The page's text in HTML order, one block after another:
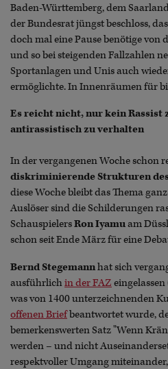
Baden-Württemberg, dem
der Bundesrat jüngst beschloss,
doch mal eine Pause benötige von
und so bei steigenden Fallzahlen
Sportanlagen und Unis auch
ermöglichte. In Innenräumen für
Es reicht nicht, nur kein Rassist
antirassistisch zu verhalten
In der vergangenen Woche schon
diskriminierende Strukturen
diese Woche bleibt das Thema
Auslöser sind die Schilderungen
SchauspielersRon Iyamuam
schon seit Ende März für eine
Bernd Stegemannhat sich
ausführlichin der FAZ
was von 1400 unterzeichnenden
offenen Briefbeantwortet wurde,
bemerkenswerten Satz "Wenn
werden – und nicht
respektvoller Umgang